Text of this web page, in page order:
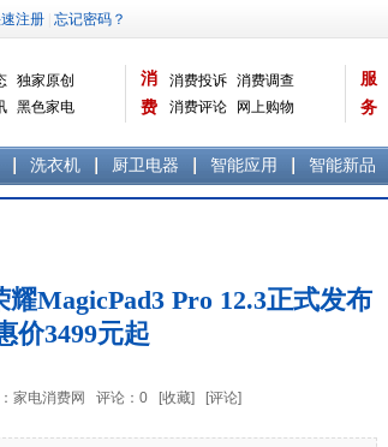
独家原创
黑色家电
消
费
消费投诉 消费调查
消费评论
网上购物
曝光台 品牌关注
服
务
洗衣机 厨卫电器 智能应用 智能新品
MagicPad3 Pro 12.3正式发布
价3499元起
家电消费网 评论： 0 [收藏] [评论]